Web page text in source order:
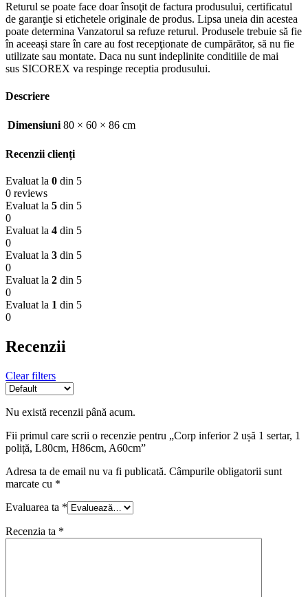
Returul se poate face doar însoţit de factura produsului, certificatul
de garanţie si etichetele originale de produs. Lipsa uneia din acestea
poate determina Vanzatorul sa refuze returul. Produsele trebuie să fie
în aceeași stare în care au fost recepţionate de cumpărător, să nu fie
utilizate sau montate. Daca nu sunt indeplinite conditiile de mai
sus SICOREX va respinge receptia produsului.
Descriere
Dimensiuni 80 × 60 × 86 cm
Recenzii clienți
Evaluat la 0 din 5
0 reviews
Evaluat la 5 din 5
0
Evaluat la 4 din 5
0
Evaluat la 3 din 5
0
Evaluat la 2 din 5
0
Evaluat la 1 din 5
0
Recenzii
Clear filters
Nu există recenzii până acum.
Fii primul care scrii o recenzie pentru „Corp inferior 2 ușă 1 sertar, 1
poliță, L80cm, H86cm, A60cm”
Adresa ta de email nu va fi publicată. Câmpurile obligatorii sunt
marcate cu *
Evaluarea ta *
Recenzia ta *